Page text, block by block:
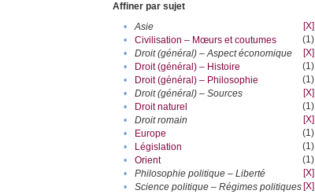
Affiner par sujet
•
Asie
[X]
•
Civilisation – Mœurs et coutumes
(1)
•
Droit (général) – Aspect économique
[X]
•
Droit (général) – Histoire
(1)
•
Droit (général) – Philosophie
(1)
•
Droit (général) – Sources
[X]
•
Droit naturel
(1)
•
Droit romain
[X]
•
Europe
(1)
•
Législation
(1)
•
Orient
(1)
•
Philosophie politique – Liberté
[X]
•
Science politique – Régimes politiques [X]